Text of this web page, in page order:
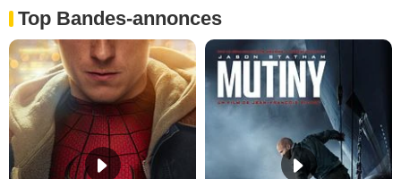
Top Bandes-annonces